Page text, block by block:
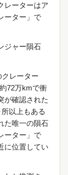
レーターはア
ーター」で
ジャー隕石
レーター
72万kmで衝
が確認された
以上もある
た唯一の隕石
ーター」で
に位置してい